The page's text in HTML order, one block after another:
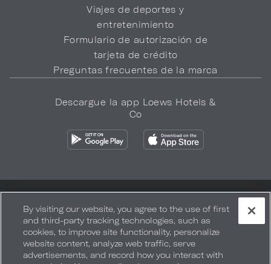
Viajes de deportes y
entretenimiento
Formulario de autorización de
tarjeta de crédito
Preguntas frecuentes de la marca
Descargue la app Loews Hotels &
Co
Seguridad y bienestar Términos de Uso Accesibilidad
Mapa del sitio Sus opciones de privacidad
By visiting our website, you agree to the use of first
and third-party tracking technologies, such as
cookies, to improve site functionality, personalize
website content, analyze web traffic, serve
advertisements, and record how you interact with